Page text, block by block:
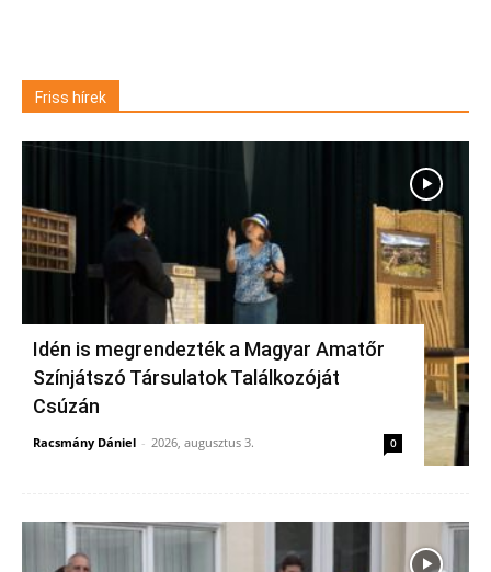
Friss hírek
Idén is megrendezték a Magyar Amatőr
Színjátszó Társulatok Találkozóját
Csúzán
Racsmány Dániel - 2026, augusztus 3. 0